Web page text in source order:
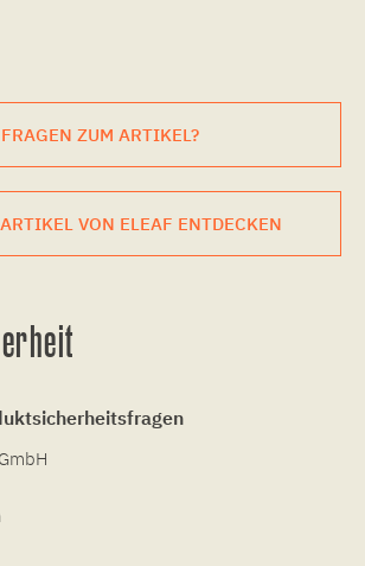
FRAGEN ZUM ARTIKEL?
VON ELEAF ENTDECKEN